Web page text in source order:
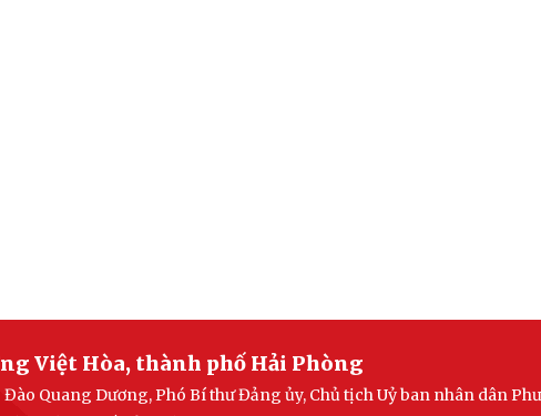
Việt Hòa, thành phố Hải Phòng
Quang Dương, Phó Bí thư Đảng ủy, Chủ tịch Uỷ ban nhân dân